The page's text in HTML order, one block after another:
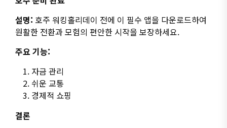
설명: 호주 워킹홀리데이 전에 이 필수 앱을 다운로드하여
원활한 전환과 모험의 편안한 시작을 보장하세요.
주요 기능:
자금 관리
쉬운 교통
경제적 쇼핑
결론